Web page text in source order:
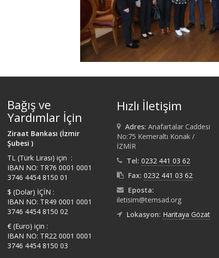
Bağış ve
Yardımlar İçin
Ziraat Bankası (İzmir
Şubesi )
TL (Türk Lirası) için :
IBAN NO: TR76 0001 0001
3746 4454 8150 01
$ (Dolar) İÇİN :
IBAN NO: TR49 0001 0001
3746 4454 8150 02
€ (Euro) için :
IBAN NO: TR22 0001 0001
3746 4454 8150 03
Hızlı İletişim
Adres: Anafartalar Caddesi
No:75 Kemeraltı Konak /
İZMİR
Tel: 0232 441 03 62
Fax: 0232 441 03 62
Eposta:
iletisim@temsad.org
Lokasyon: Haritaya Gözat